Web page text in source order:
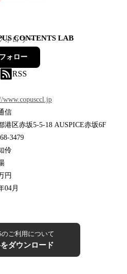
CONTENTS LAB
ォロワー
フォロー
RSS
www.copusccl.jp
信
港区赤坂5-5-18 AUSPICE赤坂6F
3479
伶
円
04月
のご利用について
ダウンロード